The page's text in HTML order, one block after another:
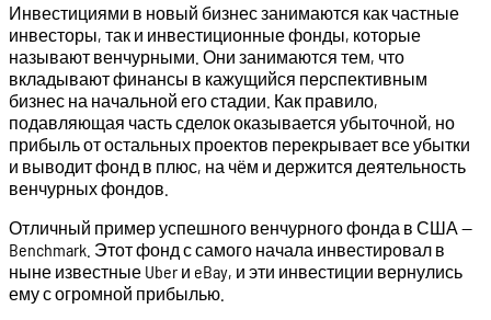
Инвестициями в новый бизнес занимаются как частные
инвесторы, так и инвестиционные фонды, которые
называют венчурными. Они занимаются тем, что
вкладывают финансы в кажущийся перспективным
бизнес на начальной его стадии. Как правило,
подавляющая часть сделок оказывается убыточной, но
прибыль от остальных проектов перекрывает все убытки
и выводит фонд в плюс, на чём и держится деятельность
венчурных фондов.
Отличный пример успешного венчурного фонда в США —
Benchmark. Этот фонд с самого начала инвестировал в
ныне известные Uber и eBay, и эти инвестиции вернулись
ему с огромной прибылью.